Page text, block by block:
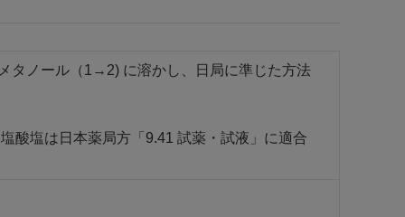
タノール（1→2) に溶かし、日局に準じた方法
酸塩は日本薬局方「9.41 試薬・試液」に適合